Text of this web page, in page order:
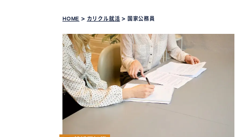
HOME > カリクル就活 > 国家公務員